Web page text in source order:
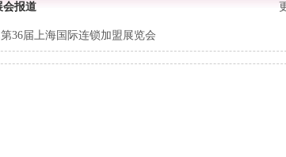
会报道
第36届上海国际连锁加盟展览会